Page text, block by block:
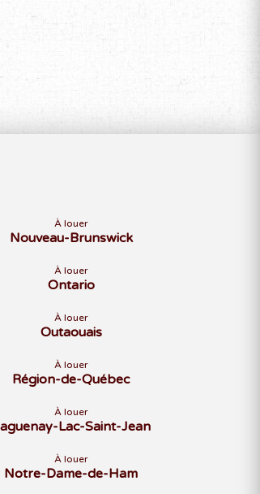
À louer
Nouveau-Brunswick
À louer
Ontario
À louer
Outaouais
À louer
Région-de-Québec
À louer
Lac-Saint-Jean
À louer
Notre-Dame-de-Ham